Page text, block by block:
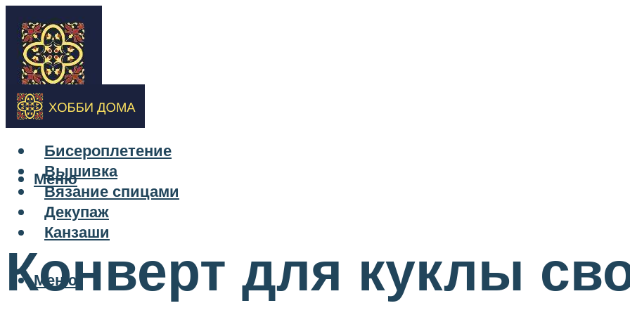
Бисероплетение
Вышивка
Вязание спицами
Декупаж
Канзаши
Меню
Меню
Конверт для куклы